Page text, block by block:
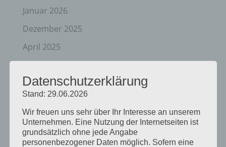
Januar 2026
Dezember 2025
April 2025
Februar 2025
Dezember 2024
September 2024
Datenschutzerklärung
Stand: 29.06.2026
Wir freuen uns sehr über Ihr Interesse an unserem
Unternehmen. Eine Nutzung der Internetseiten ist
grundsätzlich ohne jede Angabe
personenbezogener Daten möglich. Sofern eine